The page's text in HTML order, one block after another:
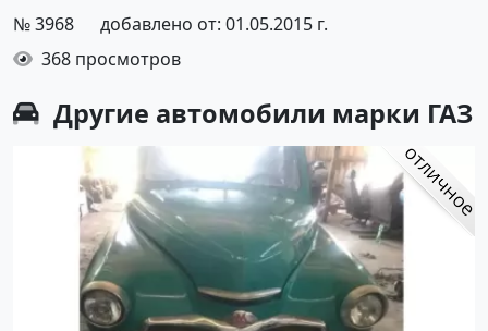
№ 3968
добавлено от: 01.05.2015 г.
368 просмотров
Другие автомобили марки ГАЗ